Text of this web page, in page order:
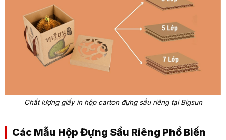
Chất lượng giấy in hộp carton đựng sầu riêng tại Bigsun
Các Mẫu Hộp Đựng Sầu Riêng Phổ Biến